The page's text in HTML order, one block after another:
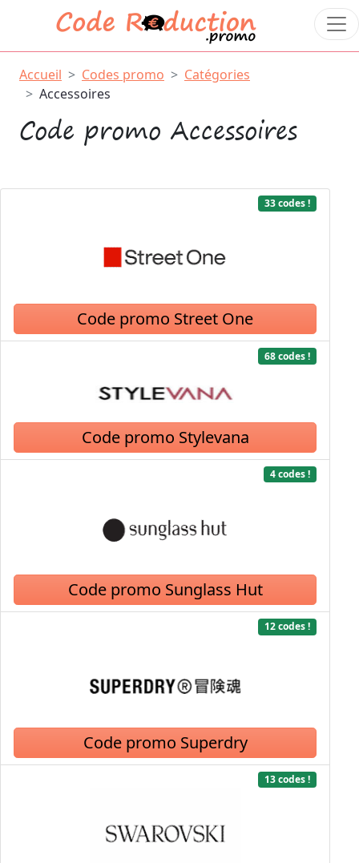
Accueil Codes promo
Catégories
Accessoires
Code promo Accessoires
33 codes !
Code promo Street One
68 codes !
Code promo Stylevana
4 codes !
Code promo Sunglass Hut
12 codes !
Code promo Superdry
13 codes !